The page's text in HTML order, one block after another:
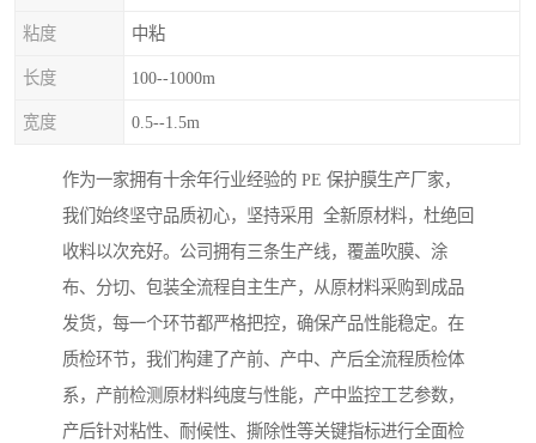
粘度 中粘
长度 100--1000m
宽度 0.5--1.5m
作为一家拥有十余年行业经验的 PE 保护膜生产厂家，
我们始终坚守品质初心，坚持采用 全新原材料，杜绝回
收料以次充好。公司拥有三条生产线，覆盖吹膜、涂
布、分切、包装全流程自主生产，从原材料采购到成品
发货，每一个环节都严格把控，确保产品性能稳定。在
质检环节，我们构建了产前、产中、产后全流程质检体
系，产前检测原材料纯度与性能，产中监控工艺参数，
产后针对粘性、耐候性、撕除性等关键指标进行全面检